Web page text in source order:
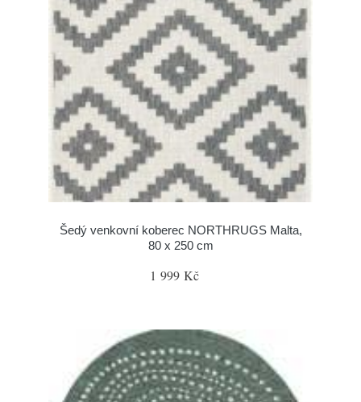
Šedý venkovní koberec NORTHRUGS Malta,
80 x 250 cm
1 999 Kč